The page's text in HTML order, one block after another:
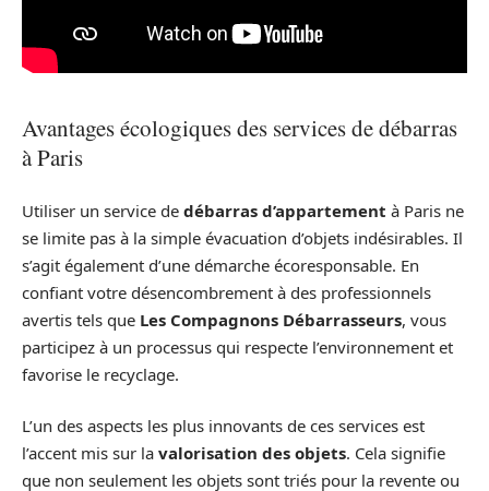
Avantages écologiques des services de débarras
à Paris
Utiliser un service de débarras d’appartement à Paris ne
se limite pas à la simple évacuation d’objets indésirables. Il
s’agit également d’une démarche écoresponsable. En
confiant votre désencombrement à des professionnels
avertis tels que Les Compagnons Débarrasseurs, vous
participez à un processus qui respecte l’environnement et
favorise le recyclage.
L’un des aspects les plus innovants de ces services est
l’accent mis sur la valorisation des objets. Cela signifie
que non seulement les objets sont triés pour la revente ou